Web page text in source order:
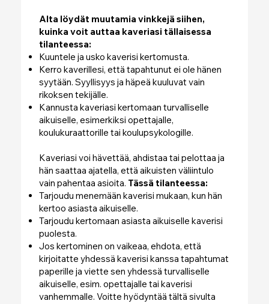
Alta löydät muutamia vinkkejä siihen,
kuinka voit auttaa kaveriasi tällaisessa
tilanteessa:
Kuuntele ja usko kaverisi kertomusta.
Kerro kaverillesi, että tapahtunut ei ole hänen
syytään. Syyllisyys ja häpeä kuuluvat vain
rikoksen tekijälle.
Kannusta kaveriasi kertomaan turvalliselle
aikuiselle, esimerkiksi opettajalle,
koulukuraattorille tai koulupsykologille.
Kaveriasi voi hävettää, ahdistaa tai pelottaa ja
hän saattaa ajatella, että aikuisten väliintulo
vain pahentaa asioita. Tässä tilanteessa:
Tarjoudu menemään kaverisi mukaan, kun hän
kertoo asiasta aikuiselle.
Tarjoudu kertomaan asiasta aikuiselle kaverisi
puolesta.
Jos kertominen on vaikeaa, ehdota, että
kirjoitatte yhdessä kaverisi kanssa tapahtumat
paperille ja viette sen yhdessä turvalliselle
aikuiselle, esim. opettajalle tai kaverisi
vanhemmalle. Voitte hyödyntää tältä sivulta